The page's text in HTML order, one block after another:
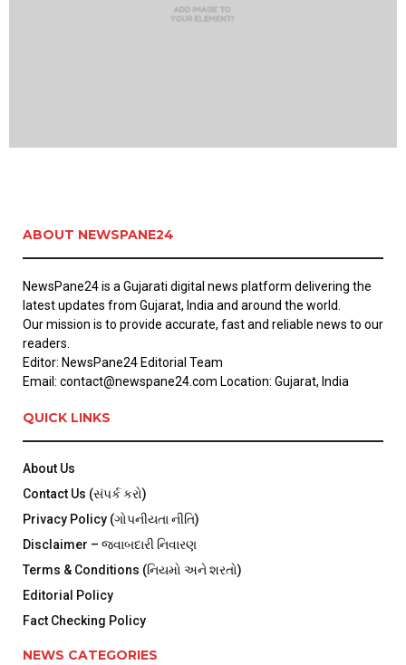
ABOUT NEWSPANE24
NewsPane24 is a Gujarati digital news platform delivering the
latest updates from Gujarat, India and around the world.
Our mission is to provide accurate, fast and reliable news to our
readers.
Editor: NewsPane24 Editorial Team
Email: contact@newspane24.com Location: Gujarat, India
QUICK LINKS
About Us
Contact Us (સંપર્ક કરો)
Privacy Policy (ગોપનીયતા નીતિ)
Disclaimer – જવાબદારી નિવારણ
Terms & Conditions (નિયમો અને શરતો)
Editorial Policy
Fact Checking Policy
NEWS CATEGORIES